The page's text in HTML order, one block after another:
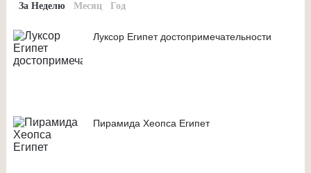
За Неделю Месяц Год
Луксор Египет достопримечательности
Пирамида Хеопса Египет